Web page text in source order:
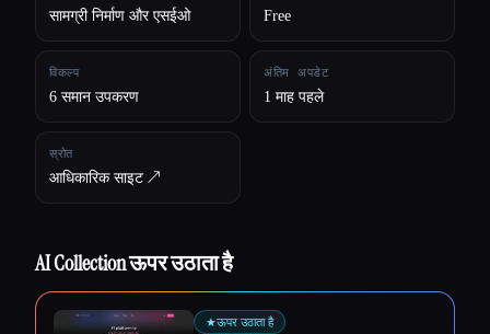
सामग्री निर्माण और एसईओ Free
विकल्प
6 समान उपकरण
अंतिम अपडेट
1 माह पहले
स्रोत
आधिकारिक साइट ↗︎
AI Collection ऊपर उठाता है
★ऊपर उठाता है